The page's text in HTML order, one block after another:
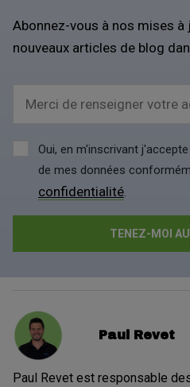
Abonnez-vous à nos mises
nouveaux articles de blog
Merci de renseigner votre
Oui, en m'inscrivant
de mes données
confidentialité.
Paul Revet
Paul Revet est responsable